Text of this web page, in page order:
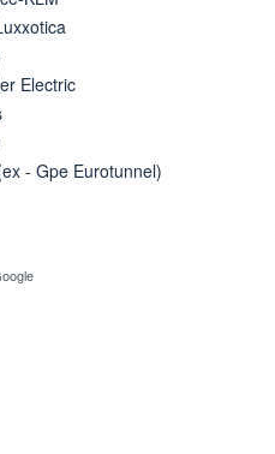
Electric
- Gpe Eurotunnel)